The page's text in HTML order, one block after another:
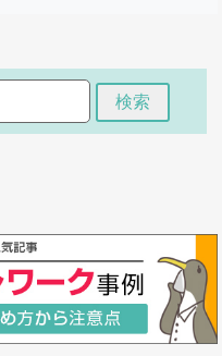
検索